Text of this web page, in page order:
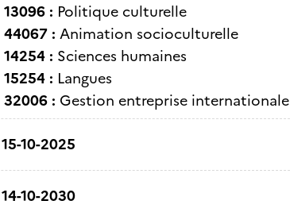
13096 : Politique culturelle
44067 : Animation socioculturelle
14254 : Sciences humaines
15254 : Langues
32006 : Gestion entreprise internationale
15-10-2025
14-10-2030